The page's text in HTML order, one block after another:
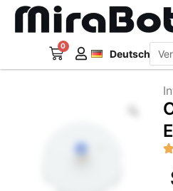
Zum
0
WarenkorbDeutsch
Français
日本語
Zoom